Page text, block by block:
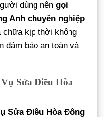
dùng nên gọi
Anh chuyên nghiệp
kịp thời không
đảm bảo an toàn và
Sửa Điều Hòa
Sửa Điều Hòa Đông